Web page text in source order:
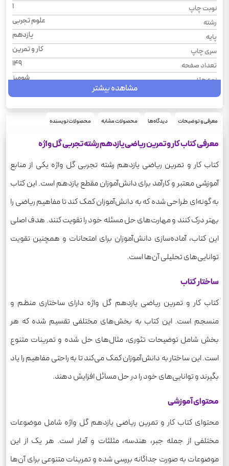
نوبت چاپ
1
رشته
علوم تجربی
پایه
یازدهم
سری چاپ
کار و تمرین
تعداد صفحه
149
نوع جلد
شومیز
سری
کار و تمرین
قطع
درس
وزن
مشاهده بیشتر
معرفی و توضیحات دیدگاه‌ها محصولات مشابه محصولات نویسنده
معرفی کتاب کار و تمرین ریاضی یازدهم رشته تجربی گل واژه
کتاب کار و تمرین ریاضی یازدهم رشته تجربی گل واژه یکی از منابع
آموزشی معتبر و کارآمد برای دانش‌آموزان مقطع یازدهم است. این کتاب
به گونه‌ای طراحی شده که به دانش‌آموزان کمک کند تا مفاهیم ریاضی را
بهتر درک کنند و مهارت‌های حل مسئله خود را تقویت کنند. هدف اصلی
این کتاب، آماده‌سازی دانش‌آموزان برای امتحانات و همچنین تقویت
توانایی‌های تحلیلی آن‌ها است.
ساختار کتاب
کتاب کار و تمرین ریاضی یازدهم گل واژه دارای ساختاری منظم و
منسجم است. این کتاب به بخش‌های مختلفی تقسیم شده که هر
بخش شامل توضیحات تئوری، مثال‌های حل شده و تمرینات متنوع
است. این ساختار به دانش‌آموزان کمک می‌کند تا به راحتی مفاهیم را یاد
بگیرند و توانایی‌های خود را در حل مسائل افزایش دهند.
محتوای آموزشی
محتوای کتاب کار و تمرین ریاضی یازدهم گل واژه شامل موضوعات
مختلفی از جمله جبر، هندسه، مثلثات و آمار است. هر یک از این
موضوعات به صورت جداگانه بررسی شده و تمرینات متنوعی برای آن‌ها